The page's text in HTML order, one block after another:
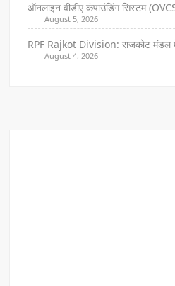
ऑनलाइन वीडीए कंपाउंडिंग सिस्टम
August 5, 2026
RPF Rajkot Division: राजकोट मंडल
August 4, 2026